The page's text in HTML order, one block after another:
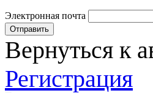
Электронная почта
Вернуться к
Регистрация